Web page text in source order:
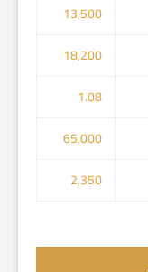
13,500
18,200
1.08
65,000
2,350